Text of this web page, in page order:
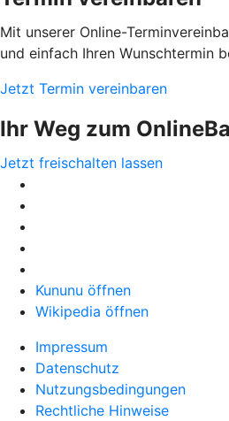
Mit unserer Online-
und einfach Ihren Wunschtermin
Jetzt Termin vereinbaren
Ihr Weg zum
Jetzt freischalten lassen
Kununu öffnen
Wikipedia öffnen
Impressum
Datenschutz
Nutzungsbedingungen
Rechtliche Hinweise